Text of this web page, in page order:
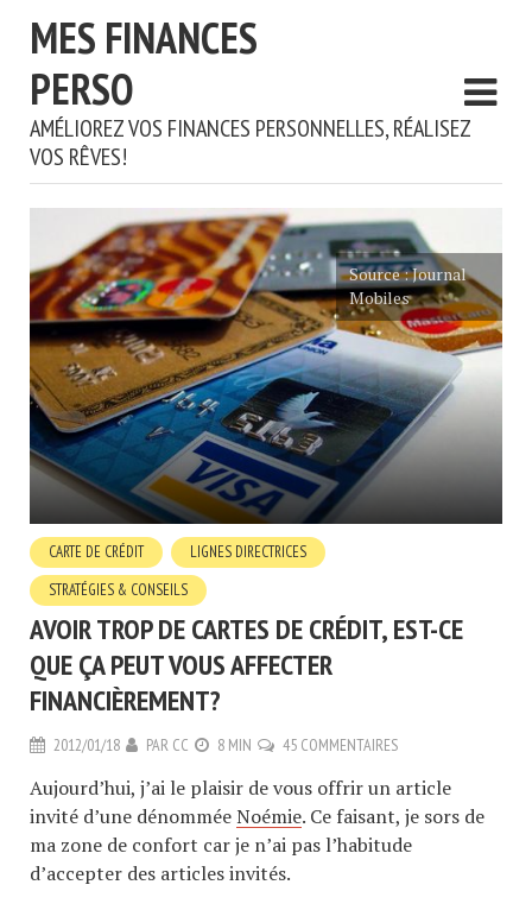
MES FINANCES
PERSO
AMÉLIOREZ VOS FINANCES PERSONNELLES, RÉALISEZ
VOS RÊVES!
Source : Journal
Mobiles
CARTE DE CRÉDIT
LIGNES DIRECTRICES
STRATÉGIES & CONSEILS
AVOIR TROP DE CARTES DE CRÉDIT, EST-CE
QUE ÇA PEUT VOUS AFFECTER
FINANCIÈREMENT?
2012/01/18 PAR CC 8 MIN 45 COMMENTAIRES
Aujourd’hui, j’ai le plaisir de vous offrir un article
invité d’une dénomméeNoémie. Ce faisant, je sors de
ma zone de confort car je n’ai pas l’habitude
d’accepter des articles invités.